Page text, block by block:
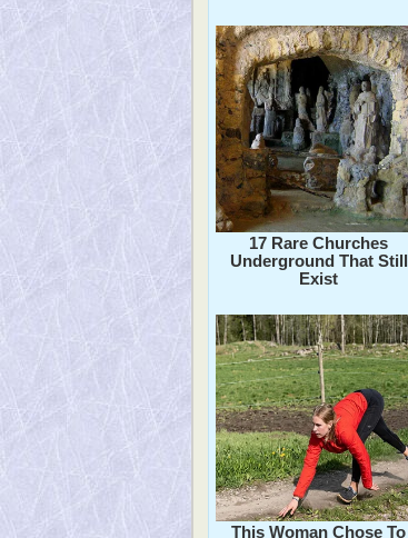
17 Rare Churches
Underground That Still
Exist
This Woman Chose To